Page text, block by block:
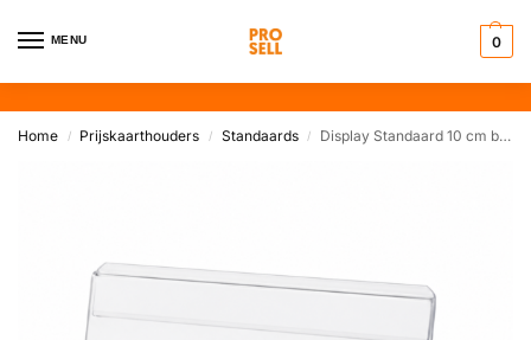
MENU 0
Home / Prijskaarthouders / Standaards / Display Standaard 10 cm breed